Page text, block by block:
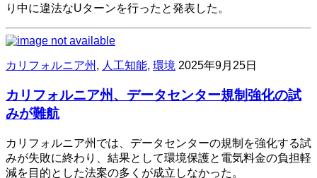
り中に違法なUターンを行ったと発表した。
カリフォルニア州 , 人工知能, 環境 2025年9月25日
カリフォルニア州、データセンター規制強化の試
みが難航
カリフォルニア州では、データセンターの規制を強化する試
みが失敗に終わり、結果として環境保護と電気料金の負担軽
減を目的とした法案の多くが成立しなかった。